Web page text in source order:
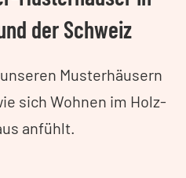
der Schweiz
Musterhäusern
sich Wohnen im Holz-
anfühlt.